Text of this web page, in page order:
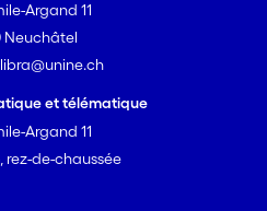
Argand 11
Neuchâtel
et télématique
Argand 11
rez-de-chaussée